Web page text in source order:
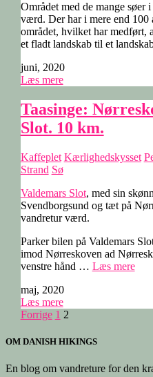
Området med de mange søer i
værd. Der har i mere end 100
området, hvilket har medført,
et fladt landskab til et
juni, 2020
Læs mere
Taasinge:
Slot. 10 km.
Kaffeplet Kærlighedskysset
Strand Sø
Valdemars Slot, med sin
Svendborgsund og tæt på
vandretur værd.
Parker bilen på Valdemars
imod Nørreskoven ad
venstre hånd … Læs mere
maj, 2020
Læs mere
Indlægsinddeling
Forrige 1 2
OM DANISH HIKINGS
En blog om vandreture for den